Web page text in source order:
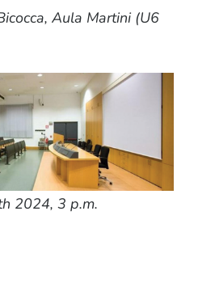
Aula Martini (U6
2024, 3 p.m.